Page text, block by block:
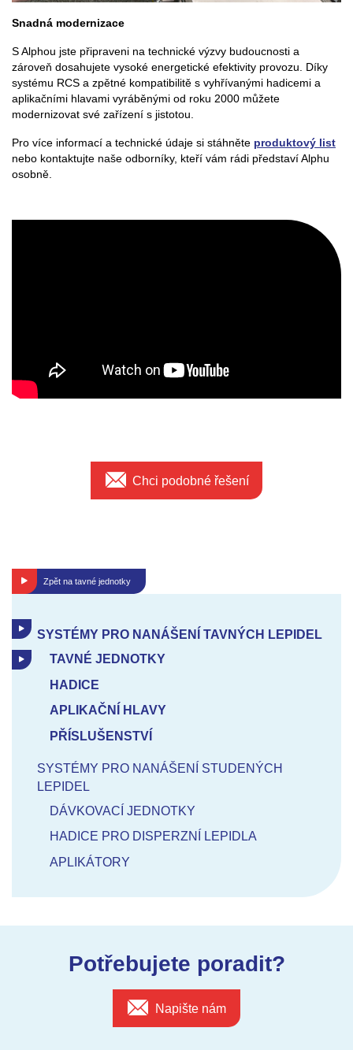
Snadná modernizace
S Alphou jste připraveni na technické výzvy budoucnosti a
zároveň dosahujete vysoké energetické efektivity provozu. Díky
systému RCS a zpětné kompatibilitě s vyhřívanými hadicemi a
aplikačními hlavami vyráběnými od roku 2000 můžete
modernizovat své zařízení s jistotou.
Pro více informací a technické údaje si stáhněte produktový list
nebo kontaktujte naše odborníky, kteří vám rádi představí Alphu
osobně.
Chci podobné řešení
Zpět na tavné jednotky
SYSTÉMY PRO NANÁŠENÍ TAVNÝCH LEPIDEL
TAVNÉ JEDNOTKY
HADICE
APLIKAČNÍ HLAVY
PŘÍSLUŠENSTVÍ
SYSTÉMY PRO NANÁŠENÍ STUDENÝCH
LEPIDEL
DÁVKOVACÍ JEDNOTKY
HADICE PRO DISPERZNÍ LEPIDLA
APLIKÁTORY
Potřebujete poradit?
Napište nám